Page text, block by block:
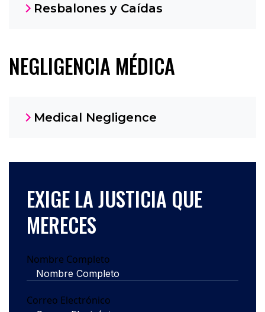
Resbalones y Caídas
NEGLIGENCIA MÉDICA
Medical Negligence
EXIGE LA JUSTICIA QUE
MERECES
Nombre Completo
Correo Electrónico